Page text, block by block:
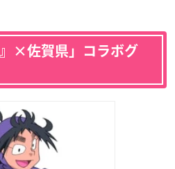
』×佐賀県」コラボグ